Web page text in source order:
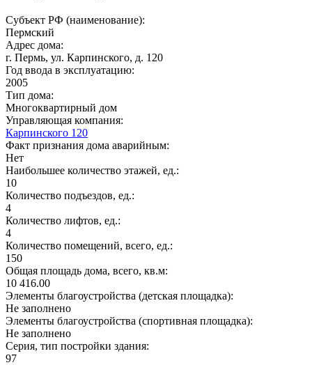
Субъект РФ (наименование):
Пермский
Адрес дома:
г. Пермь, ул. Карпинского, д. 120
Год ввода в эксплуатацию:
2005
Тип дома:
Многоквартирный дом
Управляющая компания:
Карпинского 120
Факт признания дома аварийным:
Нет
Наибольшее количество этажей, ед.:
10
Количество подъездов, ед.:
4
Количество лифтов, ед.:
4
Количество помещений, всего, ед.:
150
Общая площадь дома, всего, кв.м:
10 416.00
Элементы благоустройства (детская площадка):
Не заполнено
Элементы благоустройства (спортивная площадка):
Не заполнено
Серия, тип постройки здания:
97